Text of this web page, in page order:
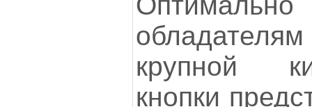
крупной
кнопки